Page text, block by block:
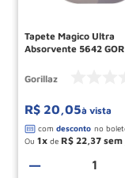
Tapete Magico Ultra
Absorvente 5642
Gorillaz
R$ 20,05à vista
Ou 1 de R$ 22,37
－